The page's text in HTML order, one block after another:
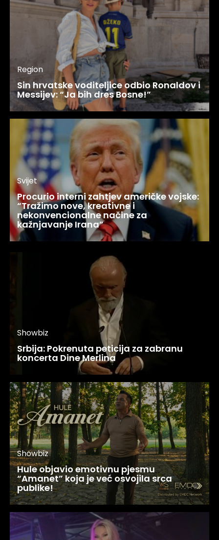
Region
Sin hrvatske voditeljice odbio Ronaldov i
Messijev: “Ja bih dres Bosne!”
Svijet
Procurio interni zahtjev američke vojske:
“Tražimo nove, kreativne i
nekonvencionalne načine za
kažnjavanje Irana”
Showbiz
Srbija: Pokrenuta peticija za zabranu
koncerta Dine Merlina
Showbiz
Hule objavio emotivnu pjesmu
“Amanet” koja je već osvojila srca
publike!